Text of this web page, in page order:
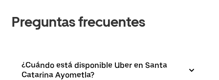
Preguntas frecuentes
¿Cuándo está disponible Uber en Santa
Catarina Ayometla?